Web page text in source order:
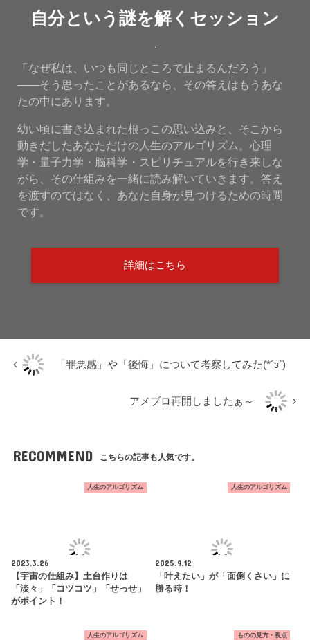
自分という謎を解くセッション
「なぜ私は、いつも同じところで止まるんだろう」
——そう思ったことがあるなら、その答えはもうあな
たの中にあります。
幼い頃に書き込まれた根っこの思い込みと、そこから
動きだしたあなただけの人生のアルゴリズム。心理
学・量子力学・脳科学・スピリチュアルを行き来しな
がら、その仕組みを一緒に読み解いていきます。答え
を渡すのではなく、あなた自身が見つけるための時間
です。
詳細はこちら
「罪悪感」や「後悔」について考察してみた(*´з`)
アメブロ再開しましたぁ～
RECOMMEND こちらの記事も人気です。
人生のアルゴリズム
2023.3.26
【宇宙の仕組み】土台作りは
「淡々」「コツコツ」「せっせ」
がポイント！
人生のアルゴリズム
2025.9.12
「叶えたい」が「面倒くさい」に
勝る時！
人生のアルゴリズム ものの見方・視点